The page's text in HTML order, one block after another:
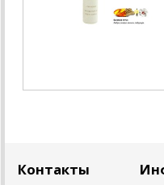
Контакты